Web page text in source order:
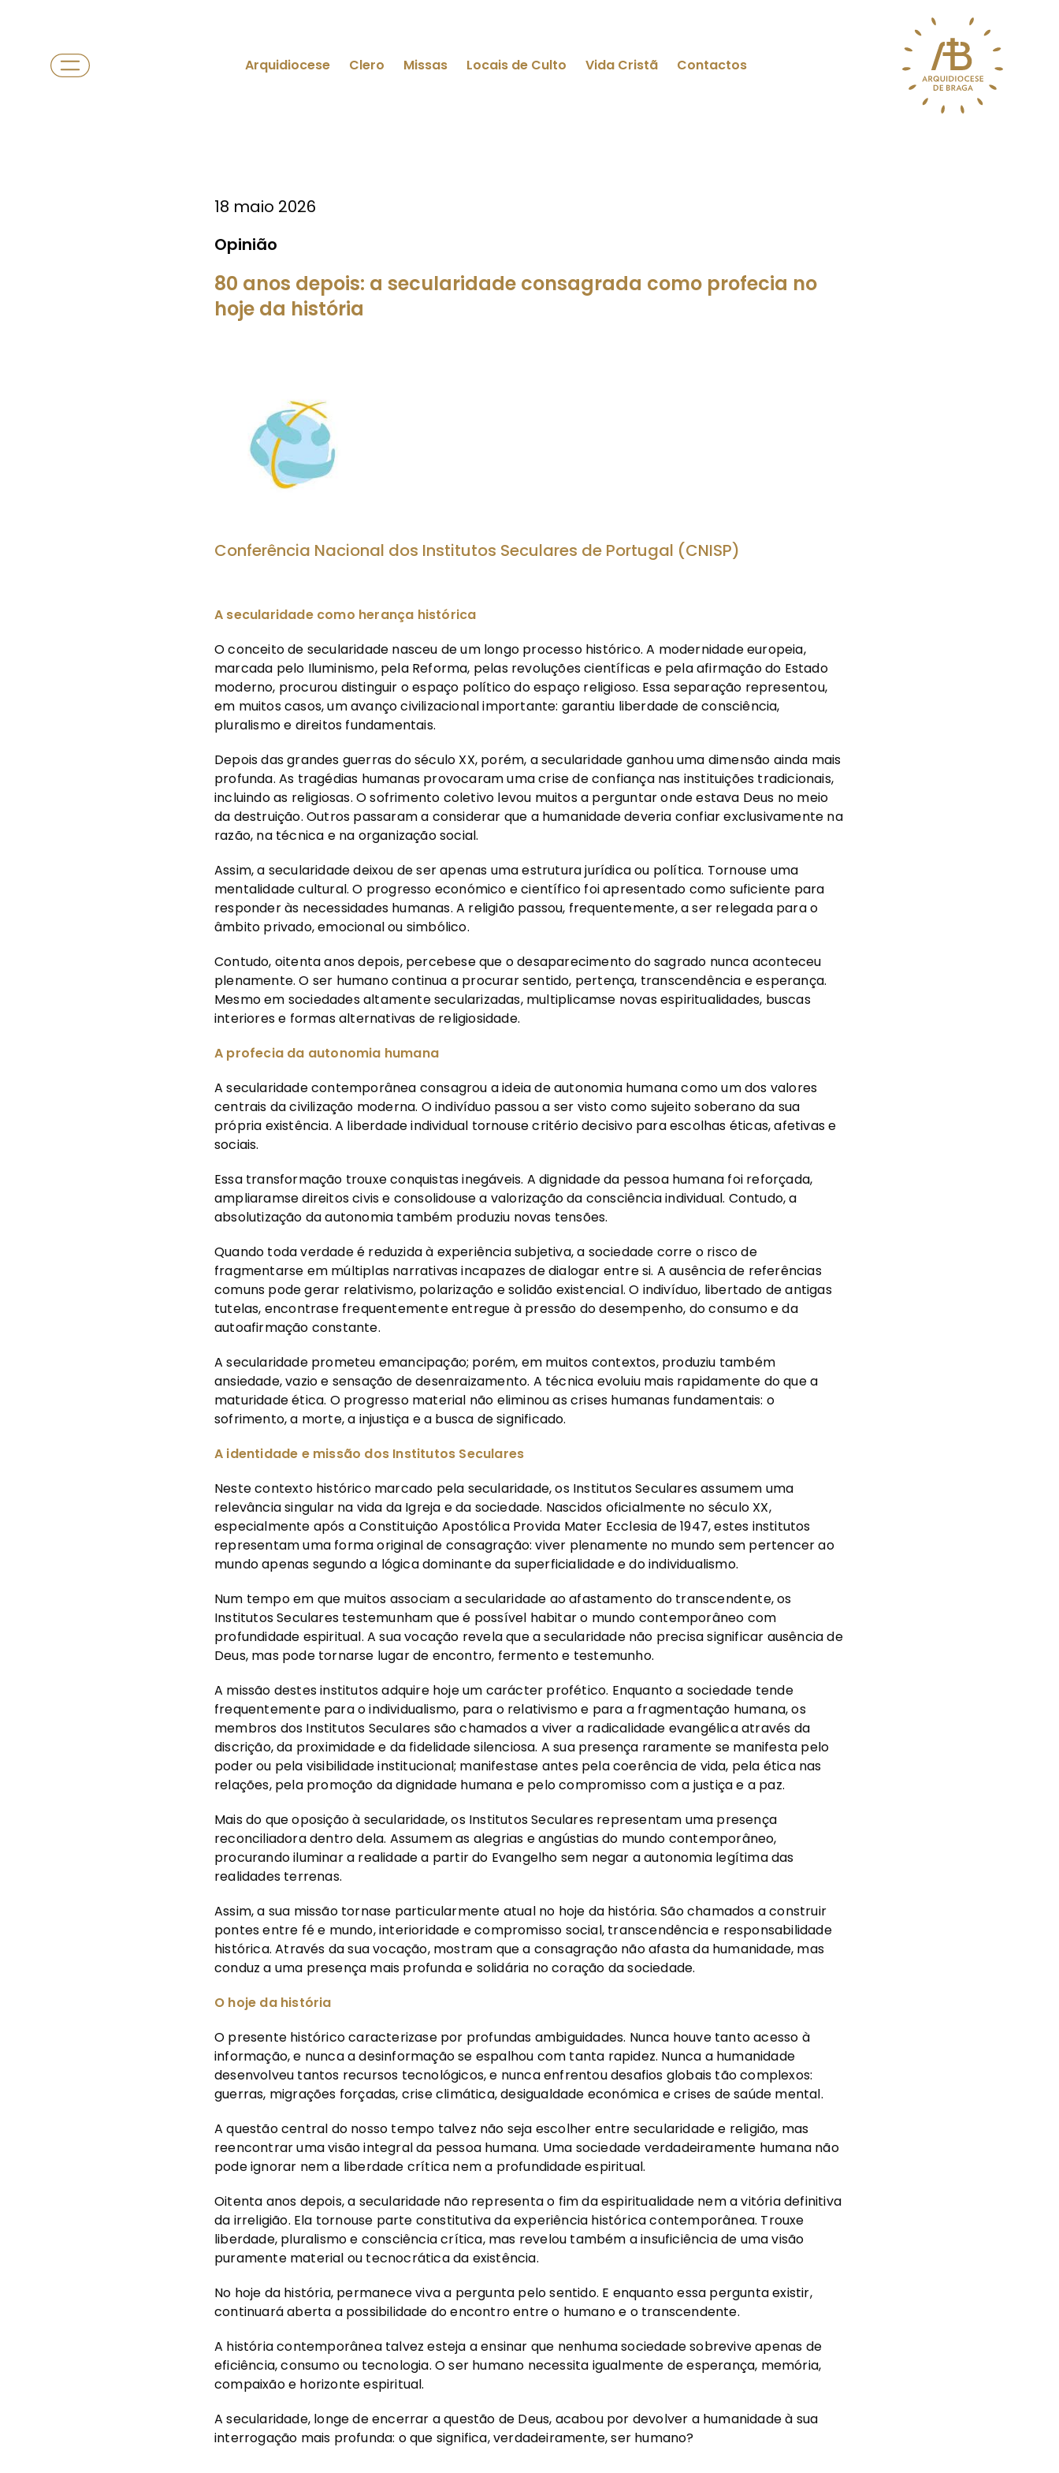
Arquidiocese Clero Missas Locais de Culto Vida Cristã Contactos
18 maio 2026
Opinião
80 anos depois: a secularidade consagrada como profecia no
hoje da história
Conferência Nacional dos Institutos Seculares de Portugal (CNISP)
A secularidade como herança histórica
O conceito de secularidade nasceu de um longo processo histórico. A modernidade europeia,
marcada pelo Iluminismo, pela Reforma, pelas revoluções científicas e pela afirmação do Estado
moderno, procurou distinguir o espaço político do espaço religioso. Essa separação representou,
em muitos casos, um avanço civilizacional importante: garantiu liberdade de consciência,
pluralismo e direitos fundamentais.
Depois das grandes guerras do século XX, porém, a secularidade ganhou uma dimensão ainda mais
profunda. As tragédias humanas provocaram uma crise de confiança nas instituições tradicionais,
incluindo as religiosas. O sofrimento coletivo levou muitos a perguntar onde estava Deus no meio
da destruição. Outros passaram a considerar que a humanidade deveria confiar exclusivamente na
razão, na técnica e na organização social.
Assim, a secularidade deixou de ser apenas uma estrutura jurídica ou política. Tornouse uma
mentalidade cultural. O progresso económico e científico foi apresentado como suficiente para
responder às necessidades humanas. A religião passou, frequentemente, a ser relegada para o
âmbito privado, emocional ou simbólico.
Contudo, oitenta anos depois, percebese que o desaparecimento do sagrado nunca aconteceu
plenamente. O ser humano continua a procurar sentido, pertença, transcendência e esperança.
Mesmo em sociedades altamente secularizadas, multiplicamse novas espiritualidades, buscas
interiores e formas alternativas de religiosidade.
A profecia da autonomia humana
A secularidade contemporânea consagrou a ideia de autonomia humana como um dos valores
centrais da civilização moderna. O indivíduo passou a ser visto como sujeito soberano da sua
própria existência. A liberdade individual tornouse critério decisivo para escolhas éticas, afetivas e
sociais.
Essa transformação trouxe conquistas inegáveis. A dignidade da pessoa humana foi reforçada,
ampliaramse direitos civis e consolidouse a valorização da consciência individual. Contudo, a
absolutização da autonomia também produziu novas tensões.
Quando toda verdade é reduzida à experiência subjetiva, a sociedade corre o risco de
fragmentarse em múltiplas narrativas incapazes de dialogar entre si. A ausência de referências
comuns pode gerar relativismo, polarização e solidão existencial. O indivíduo, libertado de antigas
tutelas, encontrase frequentemente entregue à pressão do desempenho, do consumo e da
autoafirmação constante.
A secularidade prometeu emancipação; porém, em muitos contextos, produziu também
ansiedade, vazio e sensação de desenraizamento. A técnica evoluiu mais rapidamente do que a
maturidade ética. O progresso material não eliminou as crises humanas fundamentais: o
sofrimento, a morte, a injustiça e a busca de significado.
A identidade e missão dos Institutos Seculares
Neste contexto histórico marcado pela secularidade, os Institutos Seculares assumem uma
relevância singular na vida da Igreja e da sociedade. Nascidos oficialmente no século XX,
especialmente após a Constituição Apostólica Provida Mater Ecclesia de 1947, estes institutos
representam uma forma original de consagração: viver plenamente no mundo sem pertencer ao
mundo apenas segundo a lógica dominante da superficialidade e do individualismo.
Num tempo em que muitos associam a secularidade ao afastamento do transcendente, os
Institutos Seculares testemunham que é possível habitar o mundo contemporâneo com
profundidade espiritual. A sua vocação revela que a secularidade não precisa significar ausência de
Deus, mas pode tornarse lugar de encontro, fermento e testemunho.
A missão destes institutos adquire hoje um carácter profético. Enquanto a sociedade tende
frequentemente para o individualismo, para o relativismo e para a fragmentação humana, os
membros dos Institutos Seculares são chamados a viver a radicalidade evangélica através da
discrição, da proximidade e da fidelidade silenciosa. A sua presença raramente se manifesta pelo
poder ou pela visibilidade institucional; manifestase antes pela coerência de vida, pela ética nas
relações, pela promoção da dignidade humana e pelo compromisso com a justiça e a paz.
Mais do que oposição à secularidade, os Institutos Seculares representam uma presença
reconciliadora dentro dela. Assumem as alegrias e angústias do mundo contemporâneo,
procurando iluminar a realidade a partir do Evangelho sem negar a autonomia legítima das
realidades terrenas.
Assim, a sua missão tornase particularmente atual no hoje da história. São chamados a construir
pontes entre fé e mundo, interioridade e compromisso social, transcendência e responsabilidade
histórica. Através da sua vocação, mostram que a consagração não afasta da humanidade, mas
conduz a uma presença mais profunda e solidária no coração da sociedade.
O hoje da história
O presente histórico caracterizase por profundas ambiguidades. Nunca houve tanto acesso à
informação, e nunca a desinformação se espalhou com tanta rapidez. Nunca a humanidade
desenvolveu tantos recursos tecnológicos, e nunca enfrentou desafios globais tão complexos:
guerras, migrações forçadas, crise climática, desigualdade económica e crises de saúde mental.
A questão central do nosso tempo talvez não seja escolher entre secularidade e religião, mas
reencontrar uma visão integral da pessoa humana. Uma sociedade verdadeiramente humana não
pode ignorar nem a liberdade crítica nem a profundidade espiritual.
Oitenta anos depois, a secularidade não representa o fim da espiritualidade nem a vitória definitiva
da irreligião. Ela tornouse parte constitutiva da experiência histórica contemporânea. Trouxe
liberdade, pluralismo e consciência crítica, mas revelou também a insuficiência de uma visão
puramente material ou tecnocrática da existência.
No hoje da história, permanece viva a pergunta pelo sentido. E enquanto essa pergunta existir,
continuará aberta a possibilidade do encontro entre o humano e o transcendente.
A história contemporânea talvez esteja a ensinar que nenhuma sociedade sobrevive apenas de
eficiência, consumo ou tecnologia. O ser humano necessita igualmente de esperança, memória,
compaixão e horizonte espiritual.
A secularidade, longe de encerrar a questão de Deus, acabou por devolver a humanidade à sua
interrogação mais profunda: o que significa, verdadeiramente, ser humano?